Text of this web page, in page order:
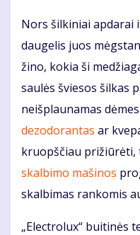
Nors šilkiniai apdarai
daugelis juos
žino, kokia ši
saulės šviesos šilkas
neišplaunamas
dezodorantas ar
kruopščiau
skalbimo mašinos
skalbimas rankomis
„Electrolux“ buitinės